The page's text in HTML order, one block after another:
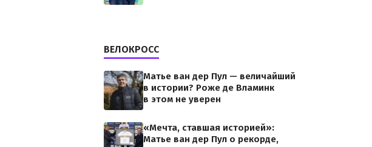
ВЕЛОКРОСС
Матье ван дер Пул — величайший
в истории? Роже де Вламинк
в этом не уверен
«Мечта, ставшая историей»:
Матье ван дер Пул о рекорде,